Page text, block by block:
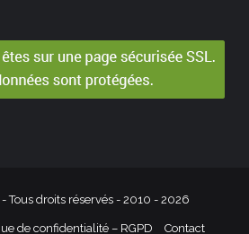
Tous droits réservés - 2010 - 2026
de confidentialité – RGPD Contact